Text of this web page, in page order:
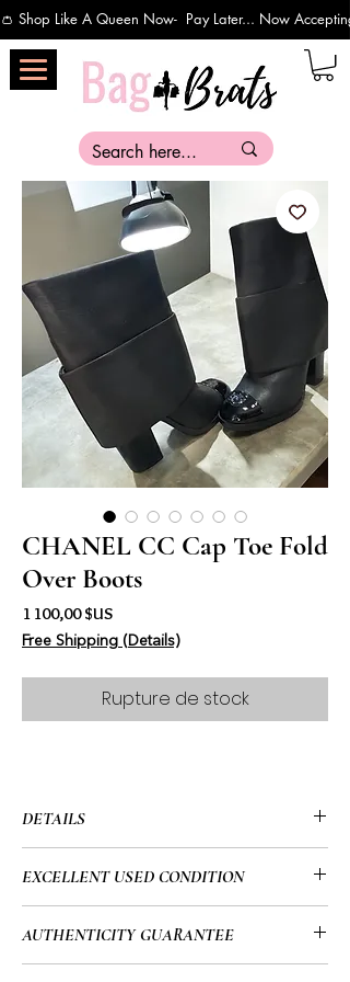
👛 Shop Like A Queen Now-  Pay Later... Now
CHANEL CC Cap Toe Fold
Over Boots
1 100,00 $USPrix
Free Shipping (Details)
Rupture de stock
DETAILS
• CC Cap Toe
• Black Smooth Calfskin Leather
• Dust Bags Included
EXCELLENT USED CONDITION
may have a few minor flaws. Please
AUTHENTICITY GUARANTEE